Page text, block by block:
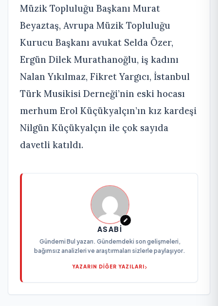
Müzik Topluluğu Başkanı Murat
Beyaztaş, Avrupa Müzik Topluluğu
Kurucu Başkanı avukat Selda Özer,
Ergün Dilek Murathanoğlu, iş kadını
Nalan Yıkılmaz, Fikret Yargıcı, İstanbul
Türk Musikisi Derneği’nin eski hocası
merhum Erol Küçükyalçın’ın kız kardeşi
Nilgün Küçükyalçın ile çok sayıda
davetli katıldı.
ASABI
Gündemi Bul yazarı. Gündemdeki son gelişmeleri,
bağımsız analizleri ve araştırmaları sizlerle paylaşıyor.
YAZARIN DİĞER YAZILARI